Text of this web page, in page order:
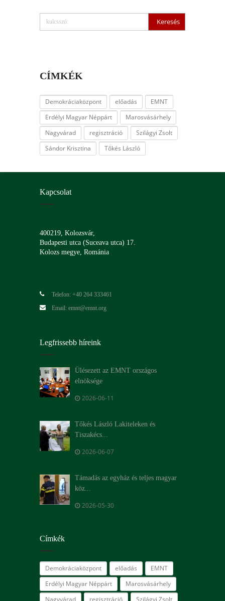
CÍMKÉK
Demokráciaközpont előadás
EMNT
Erdélyi Magyar Néppárt
Marosvásárhely
Nagyvárad
regisztráció
Szilágyi Zsolt
Sándor Krisztina
Tőkés László
Kapcsolat
400219, Kolozsvár,
Budapesti utca (Suceava utca) 17.
Kolozs megye, Románia
Telefon: +40 264 333461
Email: emnt@emnt.org
Legfrissebb híreink
Ülésezett az EMNT országos
elnöksége
2026-06-11
Tőkés László Lakiteleken és
Tiszakécs...
2026-06-07
Támadás az egyház és teljes magyar
köz...
2026-05-30
Címkék
Demokráciaközpont előadás
EMNT
Erdélyi Magyar Néppárt
Marosvásárhely
Nagyvárad
regisztráció Szilágyi Zsolt